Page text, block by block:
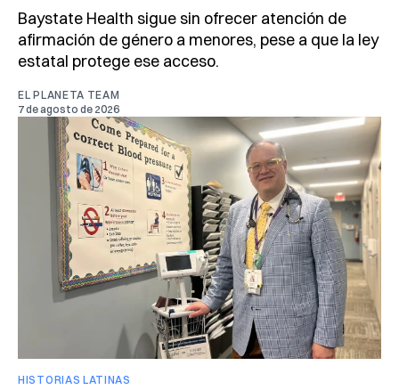
Baystate Health sigue sin ofrecer atención de
afirmación de género a menores, pese a que la ley
estatal protege ese acceso.
EL PLANETA TEAM
7 de agosto de 2026
HISTORIAS LATINAS